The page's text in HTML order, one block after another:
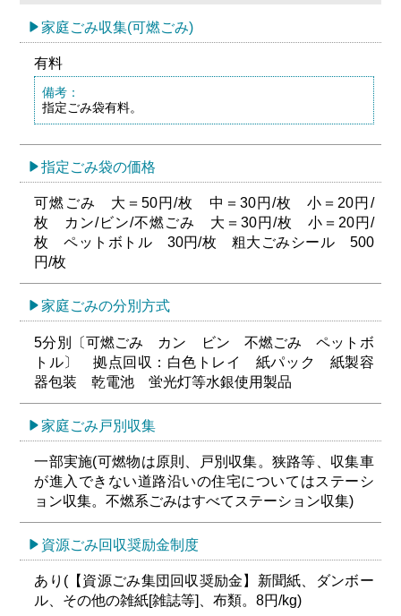
家庭ごみ収集(可燃ごみ)
有料
備考：
指定ごみ袋有料。
指定ごみ袋の価格
可燃ごみ 大＝50円/枚 中＝30円/枚 小＝20円/
枚 カン/ビン/不燃ごみ 大＝30円/枚 小＝20円/
枚 ペットボトル 30円/枚 粗大ごみシール 500
円/枚
家庭ごみの分別方式
5分別〔可燃ごみ カン ビン 不燃ごみ ペットボ
トル〕 拠点回収：白色トレイ 紙パック 紙製容
器包装 乾電池 蛍光灯等水銀使用製品
家庭ごみ戸別収集
一部実施(可燃物は原則、戸別収集。狭路等、収集車
が進入できない道路沿いの住宅についてはステーシ
ョン収集。不燃系ごみはすべてステーション収集)
資源ごみ回収奨励金制度
あり(【資源ごみ集団回収奨励金】新聞紙、ダンボー
ル、その他の雑紙[雑誌等]、布類。8円/kg)